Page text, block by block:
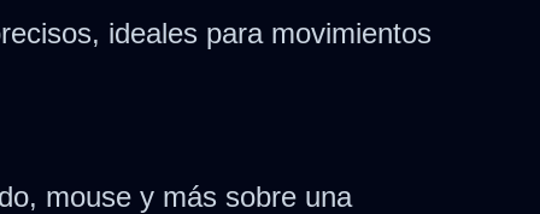
ideales para movimientos
mouse y más sobre una